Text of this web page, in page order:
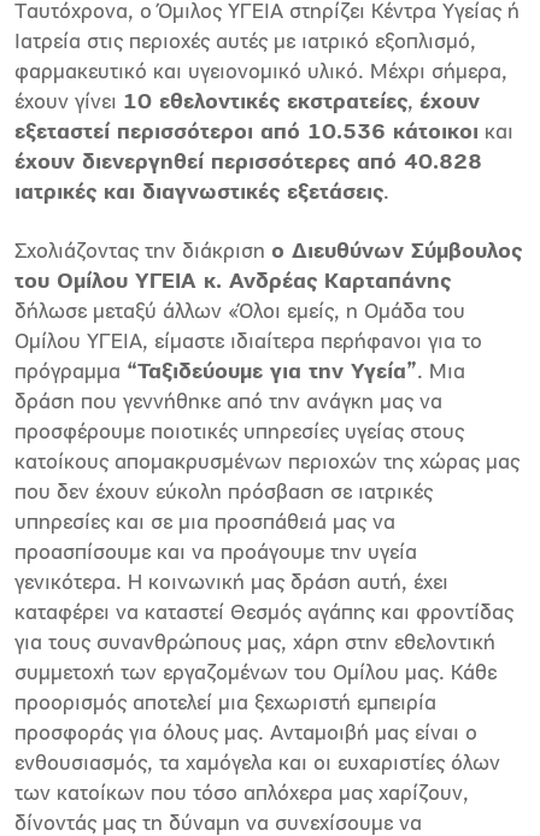
Ταυτόχρονα, ο Όμιλος ΥΓΕΙΑ στηρίζει Κέντρα Υγείας ή
Ιατρεία στις περιοχές αυτές με ιατρικό εξοπλισμό,
φαρμακευτικό και υγειονομικό υλικό. Μέχρι σήμερα,
έχουν γίνει 10 εθελοντικές εκστρατείες, έχουν
εξεταστεί περισσότεροι από 10.536 κάτοικοι και
έχουν διενεργηθεί περισσότερες από 40.828
ιατρικές και διαγνωστικές εξετάσεις.
Σχολιάζοντας την διάκριση ο Διευθύνων Σύμβουλος
του Ομίλου ΥΓΕΙΑ κ. Ανδρέας Καρταπάνης
δήλωσε μεταξύ άλλων «Όλοι εμείς, η Ομάδα του
Ομίλου ΥΓΕΙΑ, είμαστε ιδιαίτερα περήφανοι για το
πρόγραμμα “Ταξιδεύουμε για την Υγεία”. Μια
δράση που γεννήθηκε από την ανάγκη μας να
προσφέρουμε ποιοτικές υπηρεσίες υγείας στους
κατοίκους απομακρυσμένων περιοχών της χώρας μας
που δεν έχουν εύκολη πρόσβαση σε ιατρικές
υπηρεσίες και σε μια προσπάθειά μας να
προασπίσουμε και να προάγουμε την υγεία
γενικότερα. Η κοινωνική μας δράση αυτή, έχει
καταφέρει να καταστεί Θεσμός αγάπης και φροντίδας
για τους συνανθρώπους μας, χάρη στην εθελοντική
συμμετοχή των εργαζομένων του Ομίλου μας. Κάθε
προορισμός αποτελεί μια ξεχωριστή εμπειρία
προσφοράς για όλους μας. Ανταμοιβή μας είναι ο
ενθουσιασμός, τα χαμόγελα και οι ευχαριστίες όλων
των κατοίκων που τόσο απλόχερα μας χαρίζουν,
δίνοντάς μας τη δύναμη να συνεχίσουμε να